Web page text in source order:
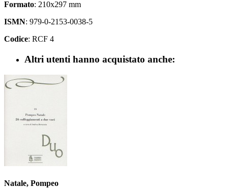
Formato: 210x297 mm
ISMN: 979-0-2153-0038-5
Codice: RCF 4
Altri utenti hanno acquistato anche:
Natale, Pompeo